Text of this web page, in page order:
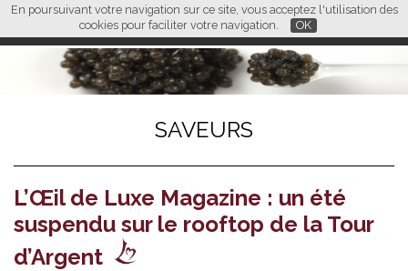
En poursuivant votre navigation sur ce site, vous acceptez l'utilisation des
cookies pour faciliter votre navigation.
OK
FR EN CN
L M
SAVEURS
L’Œil de Luxe Magazine : un été
suspendu sur le rooftop de la Tour
d’Argent